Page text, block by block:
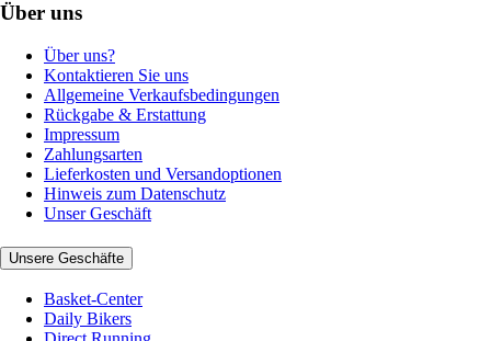
Über uns
Über uns?
Kontaktieren Sie uns
Allgemeine Verkaufsbedingungen
Rückgabe & Erstattung
Impressum
Zahlungsarten
Lieferkosten und Versandoptionen
Hinweis zum Datenschutz
Unser Geschäft
Unsere Geschäfte
Basket-Center
Daily Bikers